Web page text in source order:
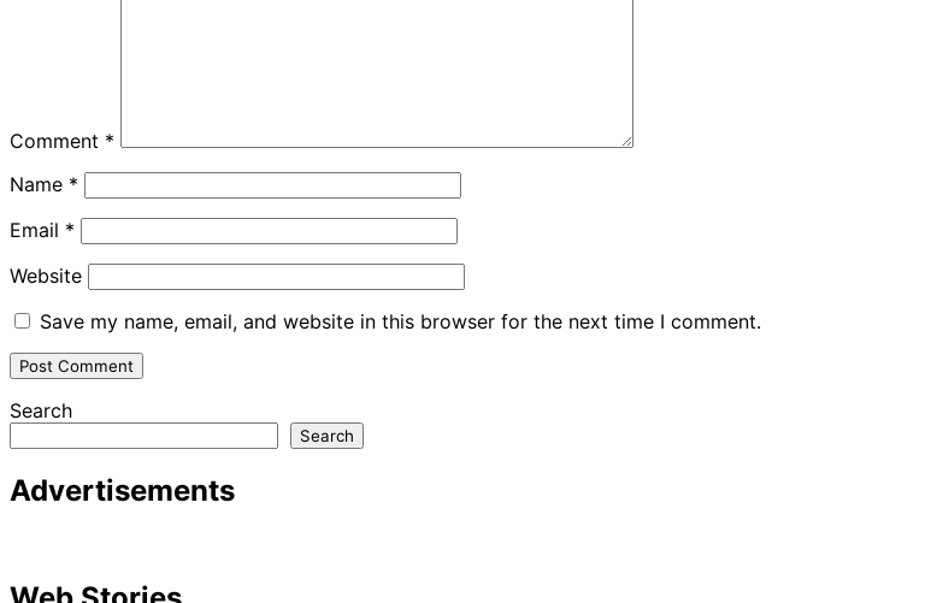
Comment *
Name *
Email *
Website
Save my name, email, and website in this browser for the next time I comment.
Search
Search
Advertisements